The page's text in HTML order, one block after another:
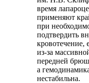
время
применяют
при
подтвердить
из-за
передней
а
нестабильна.